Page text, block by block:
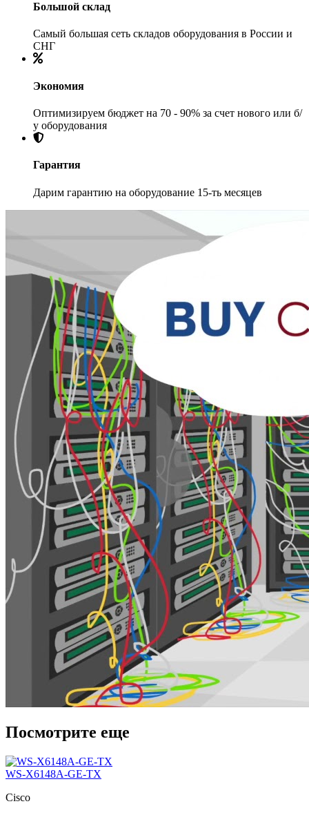
Большой склад
Самый большая сеть складов оборудования в России и
СНГ
Экономия
Оптимизируем бюджет на 70 - 90% за счет нового или б/
у оборудования
Гарантия
Дарим гарантию на оборудование 15-ть месяцев
Посмотрите еще
WS-X6148A-GE-TX
Cisco